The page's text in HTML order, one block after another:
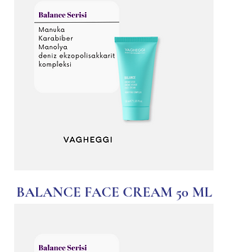
BALANCE FACE CREAM 50 ML